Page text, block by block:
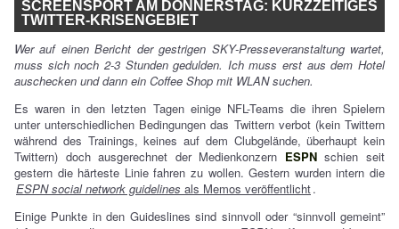
SCREENSPORT AM DONNERSTAG: KURZZEITIGES
TWITTER-KRISENGEBIET
Wer auf einen Bericht der gestrigen SKY-Presseveranstaltung wartet,
muss sich noch 2-3 Stunden gedulden. Ich muss erst aus dem Hotel
auschecken und dann ein Coffee Shop mit WLAN suchen.
Es waren in den letzten Tagen einige NFL-Teams die ihren Spielern
unter unterschiedlichen Bedingungen das Twittern verbot (kein Twittern
während des Trainings, keines auf dem Clubgelände, überhaupt kein
Twittern) doch ausgerechnet der Medienkonzern ESPNschien seit
gestern die härteste Linie fahren zu wollen. Gestern wurden intern die
ESPN social network guidelines als Memos veröffentlicht.
Einige Punkte in den Guideslines sind sinnvoll oder “sinnvoll gemeint”